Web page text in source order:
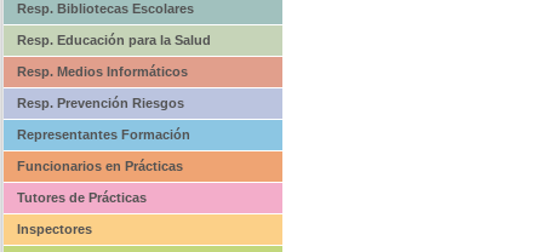
Resp. Bibliotecas Escolares
Resp. Educación para la Salud
Resp. Medios Informáticos
Resp. Prevención Riesgos
Representantes Formación
Funcionarios en Prácticas
Tutores de Prácticas
Inspectores